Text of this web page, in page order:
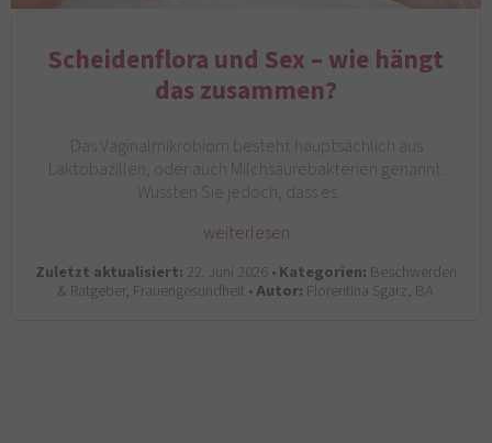
Scheidenflora und Sex – wie hängt
das zusammen?
Das Vaginalmikrobiom besteht hauptsächlich aus
Laktobazillen, oder auch Milchsäurebakterien genannt.
Wussten Sie jedoch, dass es…
weiterlesen
Zuletzt aktualisiert: 22. Juni 2026 •Kategorien: Beschwerden
& Ratgeber, Frauengesundheit •Autor: Florentina Sgarz, BA